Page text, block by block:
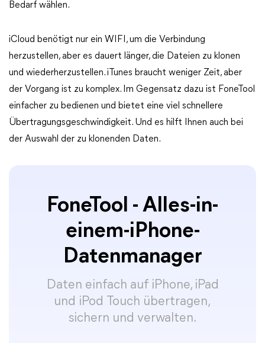
Bedarf wählen.
iCloud benötigt nur ein WIFI, um die Verbindung
herzustellen, aber es dauert länger, die Dateien zu klonen
und wiederherzustellen. iTunes braucht weniger Zeit, aber
der Vorgang ist zu komplex. Im Gegensatz dazu ist FoneTool
einfacher zu bedienen und bietet eine viel schnellere
Übertragungsgeschwindigkeit. Und es hilft Ihnen auch bei
der Auswahl der zu klonenden Daten.
FoneTool - Alles-in-
einem-iPhone-
Datenmanager
Daten einfach auf iPhone, iPad
und iPod Touch übertragen,
sichern und verwalten.